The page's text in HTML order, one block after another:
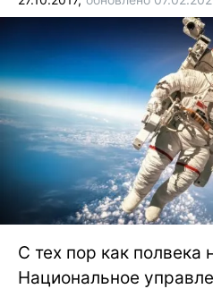
С тех пор как полвека
Национальное